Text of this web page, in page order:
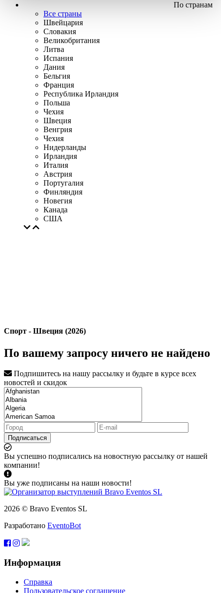
По странам
Все страны
Швейцария
Словакия
Великобритания
Литва
Испания
Дания
Бельгия
Франция
Республика Ирландия
Польша
Чехия
Швеция
Венгрия
Чехия
Нидерланды
Ирландия
Италия
Австрия
Португалия
Финляндия
Новегия
Канада
США
Спорт - Швеция (2026)
По вашему запросу ничего не найдено
Подпишитесь на нашу рассылку и будьте в курсе всех
новостей и скидок
Подписаться
Вы успешно подписались на новостную рассылку от нашей
компании!
Вы уже подписаны на наши новости!
2026 © Bravo Eventos SL
Разработано EventoBot
Информация
Справка
Пользовательское соглашение